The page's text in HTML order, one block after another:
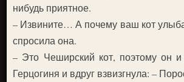
нибудь приятное.
– Извините… А почему ваш кот
спросила она.
– Это Чеширский кот, поэтому он
Герцогиня и вдруг взвизгнула: –